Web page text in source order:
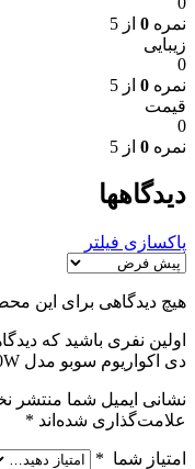
نمره 0 از 5
زیبایی
0
نمره 0 از 5
قیمت
0
نمره 0 از 5
دیدگاهها
پاکسازی فیلتر
هیچ دیدگاهی برای این
اولین نفری باشید که
دی اکواریوم سوبو مدل SD-10W”
نشانی ایمیل شما منتشر
علامت‌گذاری شده‌اند *
امتیاز شما *